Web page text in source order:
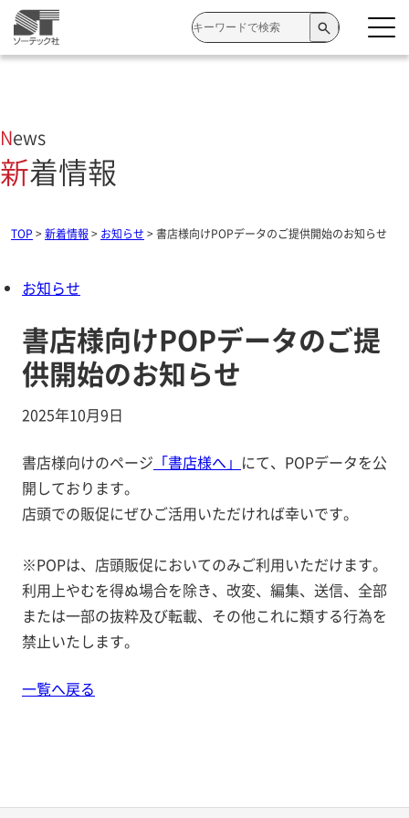
検
索:
News
新着情報
TOP >新着情報 > お知らせ >書店様向けPOPデータのご提供開始のお知らせ
お知らせ
書店様向けPOPデータのご提
供開始のお知らせ
2025年10月9日
書店様向けのページ 「書店様へ」 にて、POPデータを公
開しております。
店頭での販促にぜひご活用いただければ幸いです。
※POPは、店頭販促においてのみご利用いただけます。
利用上やむを得ぬ場合を除き、改変、編集、送信、全部
または一部の抜粋及び転載、その他これに類する行為を
禁止いたします。
一覧へ戻る